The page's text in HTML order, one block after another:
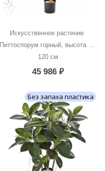
Искусственное растение
Питтоспорум горный, высота —
120 см
45 986 ₽
Без запаха пластика